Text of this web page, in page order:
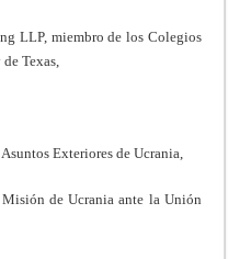
LLP, miembro de los Colegios
Texas,
Exteriores de Ucrania,
de Ucrania ante la Unión